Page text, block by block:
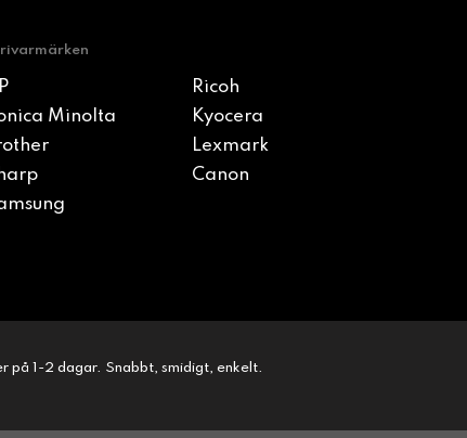
Ricoh
Minolta
Kyocera
Lexmark
Canon
på 1-2 dagar. Snabbt, smidigt, enkelt.